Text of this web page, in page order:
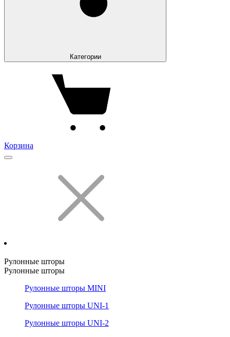
Категории
Корзина
Рулонные шторы
Рулонные шторы
Рулонные шторы MINI
Рулонные шторы UNI-1
Рулонные шторы UNI-2